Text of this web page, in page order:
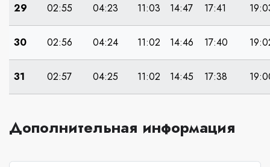
29 02:55 04:23 11:03 14:47 17:41
30 02:56 04:24 11:02 14:46 17:40
31 02:57 04:25 11:02 14:45 17:38
Дополнительная информация